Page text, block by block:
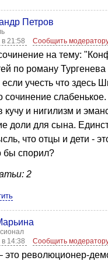
Петров
в 21:58
Сообщить
на тему:
по роману
учесть что здесь
сочинение слабенькое.
и нигилизм и
доли для сына.
что отцы и дети -
бы спорил?
2
в 14:38
Сообщить
это революционер-